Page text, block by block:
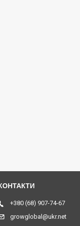
+380 (68) 907-74-67
growglobal@ukr.net